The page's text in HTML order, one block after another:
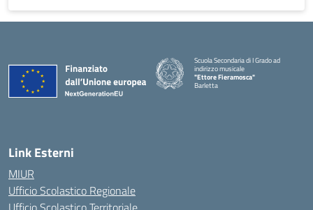
Scuola Secondaria di I Grado ad
indirizzo musicale
"Ettore Fieramosca"
Barletta
Link Esterni
MIUR
Ufficio Scolastico Regionale